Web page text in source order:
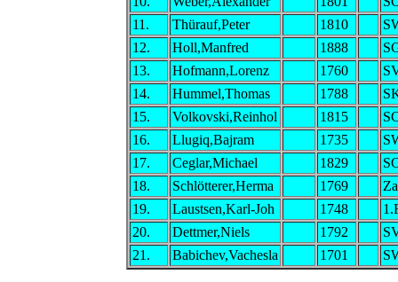
11.
Thürauf,Peter 1810
12.
Holl,Manfred 1888
13.
Hofmann,Lorenz 1760
14.
Hummel,Thomas 1788
15.
Volkovski,Reinhol 1815
16.
Llugiq,Bajram 1735
17.
Ceglar,Michael 1829
18.
Schlötterer,Herma 1769
19.
Laustsen,Karl-Joh 1748
20.
Dettmer,Niels 1792
21.
Babichev,Vachesla 1701